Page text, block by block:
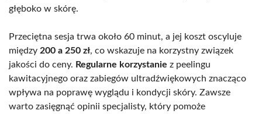
głęboko w skórę.
Przeciętna sesja trwa około 60 minut, a jej koszt oscyluje
między 200 a 250 zł, co wskazuje na korzystny związek
jakości do ceny. Regularne korzystanie z peelingu
kawitacyjnego oraz zabiegów ultradźwiękowych znacząco
wpływa na poprawę wyglądu i kondycji skóry. Zawsze
warto zasięgnąć opinii specjalisty, który pomoże